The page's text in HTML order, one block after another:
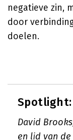
negatieve zin,
door
doelen.
Spotlight:
David
en lid van